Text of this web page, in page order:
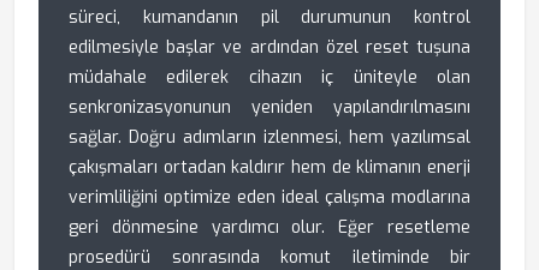
süreci, kumandanın pil durumunun kontrol
edilmesiyle başlar ve ardından özel reset tuşuna
müdahale edilerek cihazın iç üniteyle olan
senkronizasyonunun yeniden yapılandırılmasını
sağlar. Doğru adımların izlenmesi, hem yazılımsal
çakışmaları ortadan kaldırır hem de klimanın enerji
verimliliğini optimize eden ideal çalışma modlarına
geri dönmesine yardımcı olur. Eğer resetleme
prosedürü sonrasında komut iletiminde bir